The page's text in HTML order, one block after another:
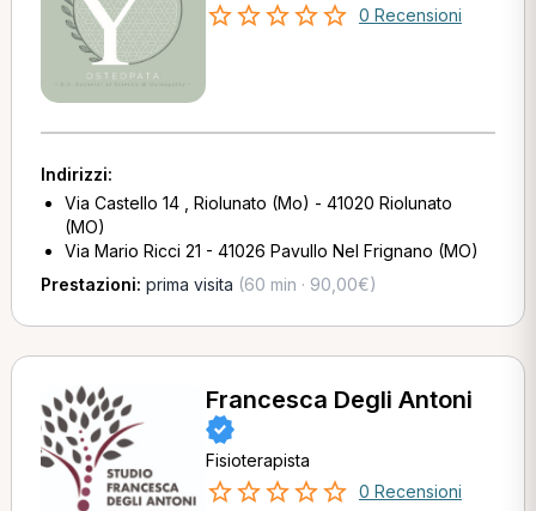
0 Recensioni
Indirizzi:
Via Castello 14 , Riolunato (Mo) - 41020 Riolunato
(MO)
Via Mario Ricci 21 - 41026 Pavullo Nel Frignano (MO)
Prestazioni: prima visita (60 min · 90,00€)
Francesca Degli Antoni
Fisioterapista
0 Recensioni